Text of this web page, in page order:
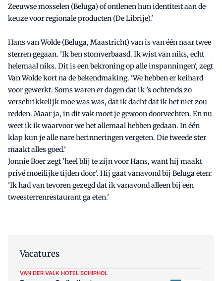
Zeeuwse mosselen (Beluga) of ontlenen hun identiteit aan de
keuze voor regionale producten (De Librije).'
Hans van Wolde (Beluga, Maastricht) van is van één naar twee
sterren gegaan. 'Ik ben stomverbaasd. Ik wist van niks, echt
helemaal niks. Dit is een bekroning op alle inspanningen', zegt
Van Wolde kort na de bekendmaking. 'We hebben er keihard
voor gewerkt. Soms waren er dagen dat ik ’s ochtends zo
verschrikkelijk moe was was, dat ik dacht dat ik het niet zou
redden. Maar ja, in dit vak moet je gewoon doorvechten. En nu
weet ik ik waarvoor we het allemaal hebben gedaan. In één
klap kun je alle nare herinneringen vergeten. Die tweede ster
maakt alles goed.'
Jonnie Boer zegt 'heel blij te zijn voor Hans, want hij maakt
privé moeilijke tijden door'. Hij gaat vanavond bij Beluga eten:
'Ik had van tevoren gezegd dat ik vanavond alleen bij een
tweesterrenrestaurant ga eten.'
Vacatures
VAN DER VALK HOTEL SCHIPHOL